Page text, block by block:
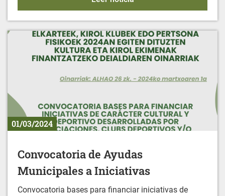
01/03/2024
Convocatoria de Ayudas
Municipales a Iniciativas
Convocatoria bases para financiar iniciativas de